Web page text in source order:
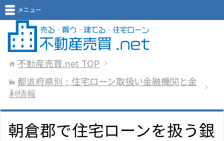
メニュー
不動産売買.net TOP
都道府県別：住宅ローン取扱い金融機関と金
利情報
朝倉郡で住宅ローンを扱う銀